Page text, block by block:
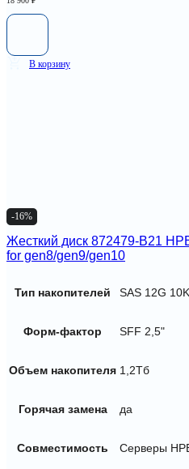
В корзину
-16%
Жесткий диск 872479-B21
for gen8/gen9/gen10
Тип накопителей SAS 12G
Форм-фактор SFF 2,5"
Объем накопителя 1,2Тб
Горячая замена да
Совместимость Серверы